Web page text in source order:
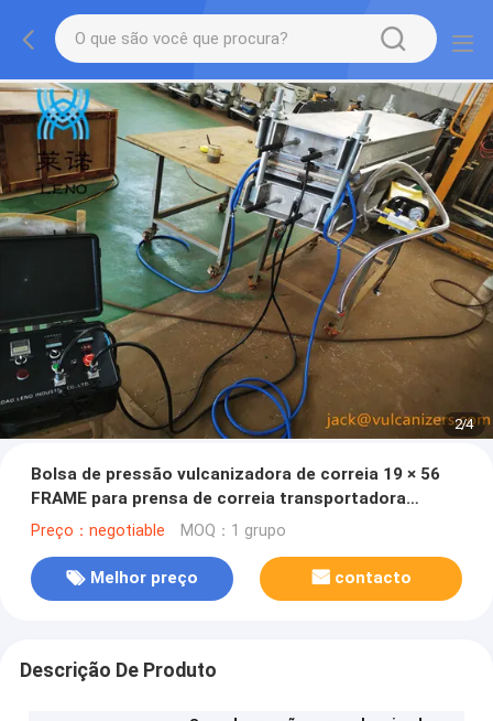
2/4
Bolsa de pressão vulcanizadora de correia 19 × 56
FRAME para prensa de correia transportadora
hidráulica
Preço：negotiable MOQ：1 grupo
Melhor preço contacto
Descrição De Produto